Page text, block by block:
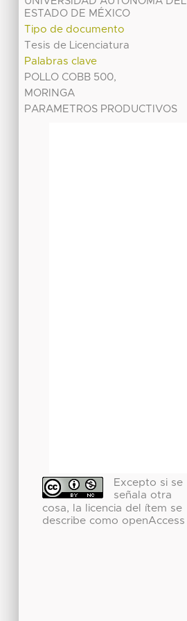
ESTADO DE MÉXICO
Tipo de documento
Tesis de Licenciatura
Palabras clave
POLLO COBB 500,
MORINGA
PARAMETROS PRODUCTIVOS
Excepto si se
señala otra
cosa, la licencia del ítem se
describe como openAccess